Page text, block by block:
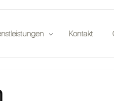
Kontakt